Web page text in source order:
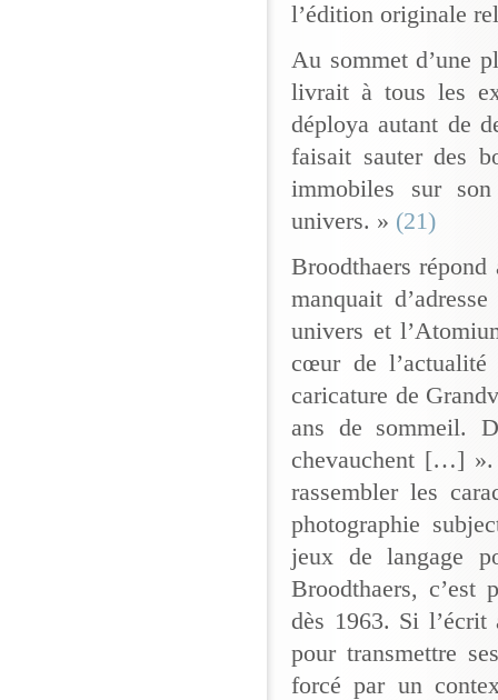
l’édition originale
Au sommet d’une
livrait à tous les
déploya autant de
faisait sauter des
immobiles sur
univers. » (21)
Broodthaers
manquait
univers et
cœur de
caricature de
ans de sommeil.
chevauchent […] ».
rassembler les
photographie
jeux de langage
Broodthaers, c’est
dès 1963. Si
pour transmettre
forcé par un